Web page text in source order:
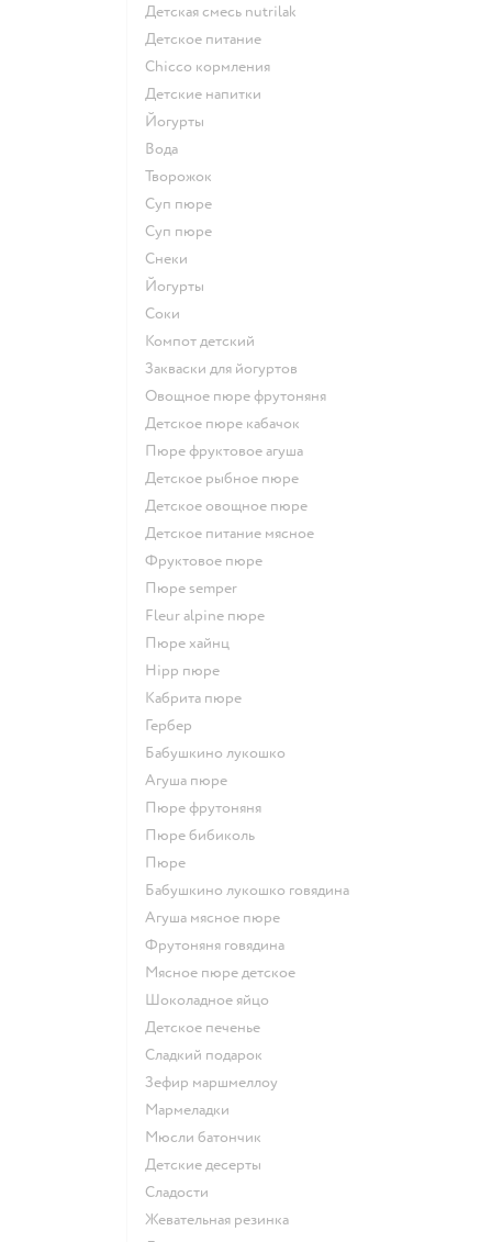
детская смесь nutrilak
детское питание
chicco кормления
детские напитки
йогурты
Вода
творожок
суп пюре
суп пюре
Снеки
йогурты
Соки
компот детский
Закваски для йогуртов
овощное пюре фрутоняня
детское пюре кабачок
пюре фруктовое агуша
детское рыбное пюре
детское овощное пюре
детское питание мясное
фруктовое пюре
пюре semper
fleur alpine пюре
пюре хайнц
hipp пюре
кабрита пюре
гербер
бабушкино лукошко
агуша пюре
пюре фрутоняня
пюре бибиколь
пюре
бабушкино лукошко говядина
агуша мясное пюре
фрутоняня говядина
мясное пюре детское
шоколадное яйцо
детское печенье
сладкий подарок
зефир маршмеллоу
мармеладки
мюсли батончик
детские десерты
сладости
жевательная резинка